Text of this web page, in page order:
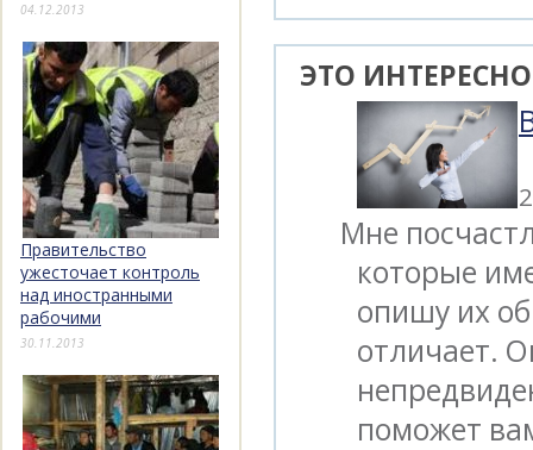
ЭТО ИНТЕРЕСНО
Мне
которые
опишу их
отличает.
поможет
04.12.2013
Правительство
ужесточает контроль
над иностранными
рабочими
30.11.2013